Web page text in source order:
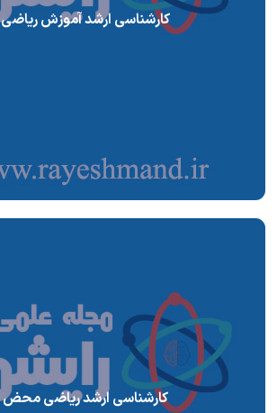
کارشناسی ارشد آموزش ریاضی
کارشناسی ارشد ریاضی محض